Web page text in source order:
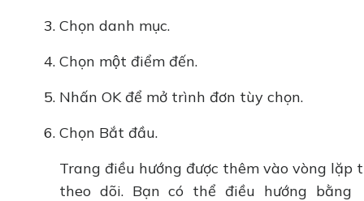
Chọn danh mục.
Chọn một điểm đến.
Nhấn OK để mở trình đơn tùy chọn.
Chọn Bắt đầu.
Trang điều hướng được thêm vào vòng lặp
theo dõi. Bạn có thể điều hướng bằng